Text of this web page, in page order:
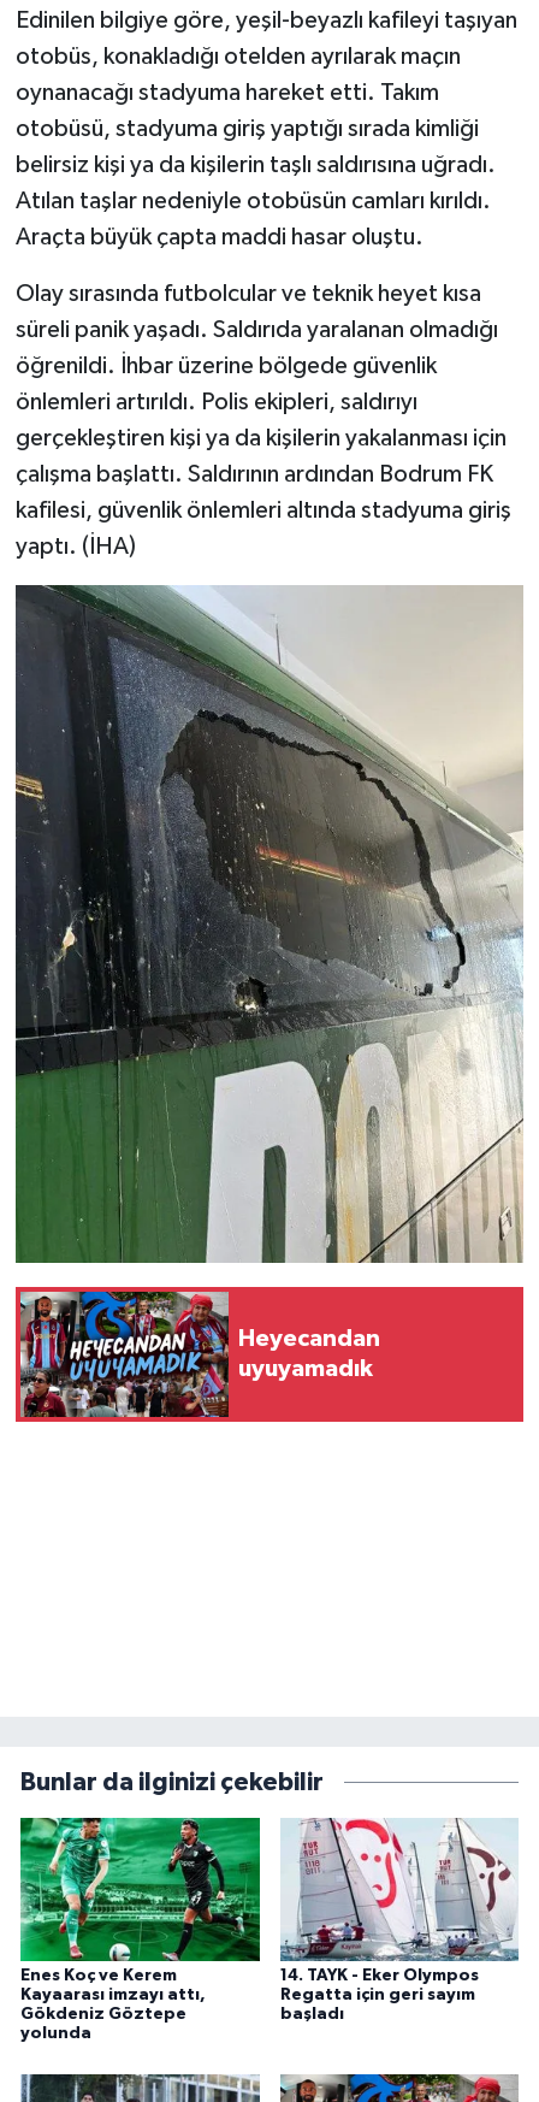
Edinilen bilgiye göre, yeşil-beyazlı kafileyi taşıyan
otobüs, konakladığı otelden ayrılarak maçın
oynanacağı stadyuma hareket etti. Takım
otobüsü, stadyuma giriş yaptığı sırada kimliği
belirsiz kişi ya da kişilerin taşlı saldırısına uğradı.
Atılan taşlar nedeniyle otobüsün camları kırıldı.
Araçta büyük çapta maddi hasar oluştu.
Olay sırasında futbolcular ve teknik heyet kısa
süreli panik yaşadı. Saldırıda yaralanan olmadığı
öğrenildi. İhbar üzerine bölgede güvenlik
önlemleri artırıldı. Polis ekipleri, saldırıyı
gerçekleştiren kişi ya da kişilerin yakalanması için
çalışma başlattı. Saldırının ardından Bodrum FK
kafilesi, güvenlik önlemleri altında stadyuma giriş
yaptı. (İHA)
Heyecandan
uyuyamadık
Bunlar da ilginizi çekebilir
Enes Koç ve Kerem
Kayaarası imzayı attı,
Gökdeniz Göztepe
yolunda
14. TAYK - Eker Olympos
Regatta için geri sayım
başladı